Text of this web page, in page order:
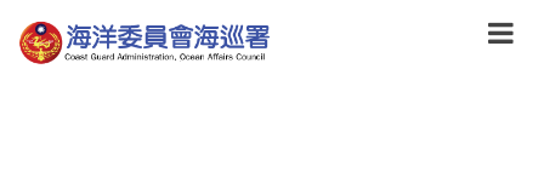
到
主